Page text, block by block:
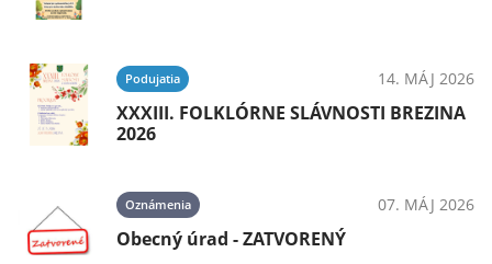
Podujatia 14. MÁJ 2026
XXXIII. FOLKLÓRNE SLÁVNOSTI BREZINA
2026
Oznámenia 07. MÁJ 2026
Obecný úrad - ZATVORENÝ